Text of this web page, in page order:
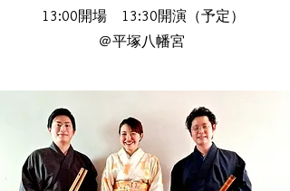
13:00開場 13:30開演（予定）
＠平塚八幡宮 ​